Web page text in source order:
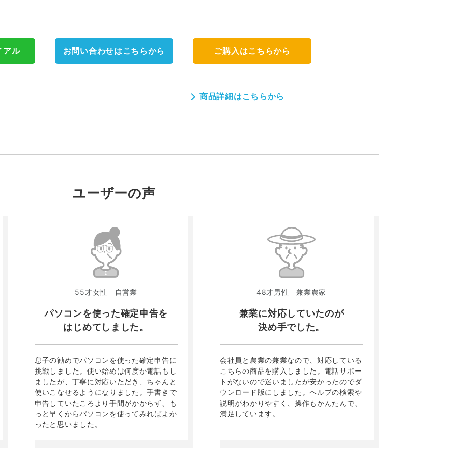
アル お問い合わせはこちらから ご購入はこちらから
商品詳細はこちらから
ユーザーの声
55才女性 自営業
パソコンを使った確定申告を
はじめてしました。
息子の勧めでパソコンを使った確定申告に
挑戦しました。使い始めは何度か電話もし
ましたが、丁寧に対応いただき、ちゃんと
使いこなせるようになりました。手書きで
申告していたころより手間がかからず、も
っと早くからパソコンを使ってみればよか
ったと思いました。
48才男性 兼業農家
兼業に対応していたのが
決め手でした。
会社員と農業の兼業なので、対応している
こちらの商品を購入しました。電話サポー
トがないので迷いましたが安かったのでダ
ウンロード版にしました。ヘルプの検索や
説明がわかりやすく、操作もかんたんで、
満足しています。